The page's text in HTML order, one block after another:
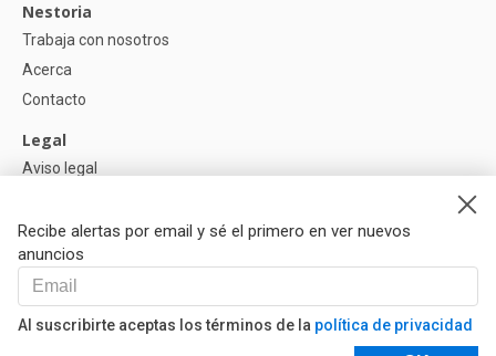
Recibe alertas por email y sé el primero en ver nuevos
anuncios
Al suscribirte aceptas los términos de la política de privacidad
Nestoria
Trabaja con nosotros
Acerca
Contacto
Legal
Aviso legal
Política de Cookies
Ayuda
Preguntas
Nuestros Partners